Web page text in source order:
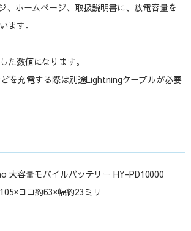
、ホームページ、取扱説明書に、放電容量を
ます。
数値になります。
を充電する際は別途Lightningケーブルが必要
大容量モバイルバッテリー HY-PD10000
ヨコ約63×幅約23ミリ